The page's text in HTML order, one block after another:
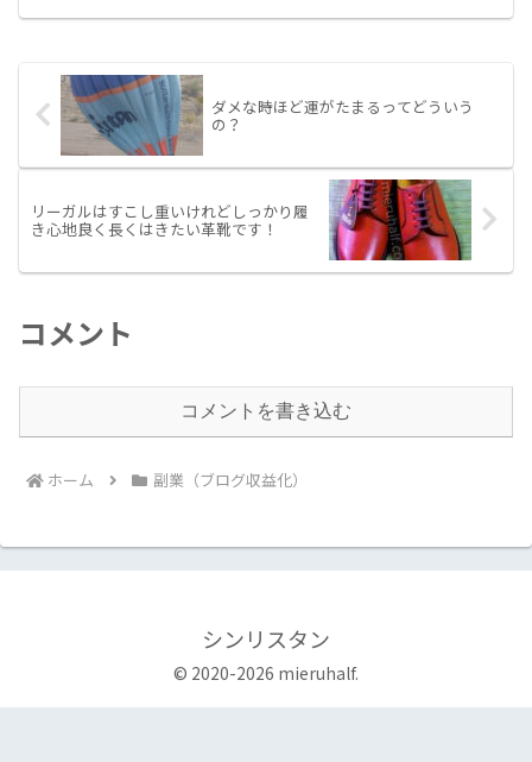
ダメな時ほど運がたまるってどういう
の？
リーガルはすこし重いけれどしっかり履
き心地良く長くはきたい革靴です！
コメント
コメントを書き込む
ホーム 副業（ブログ収益化）
シンリスタン
© 2020-2026 mieruhalf.